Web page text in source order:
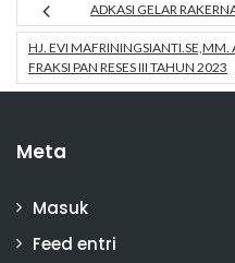
ADKASI GELAR
HJ. EVI MAFRININGSIANTI.SE,MM.
FRAKSI PAN RESES III TAHUN 2023
Meta
Masuk
Feed entri